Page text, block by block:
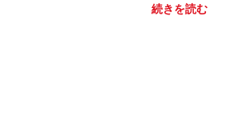
続きを読む